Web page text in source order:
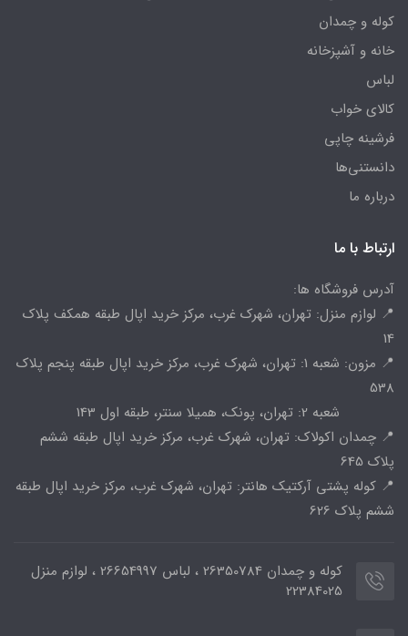
کوله و چمدان
خانه و آشپزخانه
لباس
کالای خواب
فرشینه چاپی
دانستنی‌ها
درباره ما
ارتباط با ما
آدرس فروشگاه ها:
📍 لوازم منزل: تهران، شهرک غرب، مرکز خرید اپال طبقه همکف پلاک
14
📍 مزون: شعبه 1: تهران، شهرک غرب، مرکز خرید اپال طبقه پنجم پلاک
538
شعبه 2: تهران، پونک، همیلا سنتر، طبقه اول 143
📍 چمدان اکولاک: تهران، شهرک غرب، مرکز خرید اپال طبقه ششم
پلاک 645
📍 کوله پشتی آرکتیک هانتر: تهران، شهرک غرب، مرکز خرید اپال طبقه
ششم پلاک 626
کوله و چمدان 26350784 ، لباس 26654997 ، لوازم منزل
22384025